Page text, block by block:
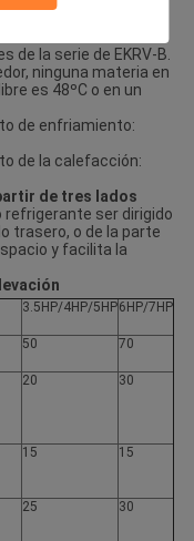
el
de la serie de EKRV-B.
ninguna materia en
es 48ºC o en un
de enfriamiento:
de la calefacción:
de tres lados
refrigerante ser dirigido
trasero, o de la parte
y facilita la
3.5HP/4HP/5HP6HP/7HP
50 70
20 30
15 15
25 30